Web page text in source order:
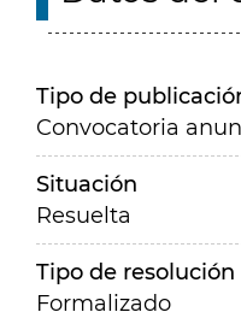
Tipo de
Convocatoria
Situación
Resuelta
Tipo de resolución
Formalizado